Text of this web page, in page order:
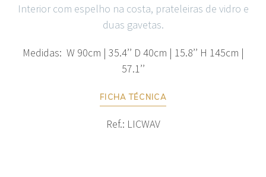
EN FR
Interior com espelho na costa, prateleiras de vidro e
duas gavetas.
Medidas: W 90cm | 35.4’’ D 40cm | 15.8’’ H 145cm |
57.1’’
FICHA TÉCNICA
Ref.: LICWAV